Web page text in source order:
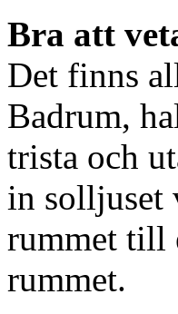
Bra att
Det finns
Badrum,
trista och
in solljuset
rummet till
rummet.